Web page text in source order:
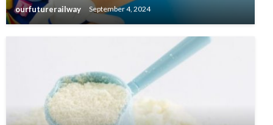
ourfuturerailway September 4, 2024